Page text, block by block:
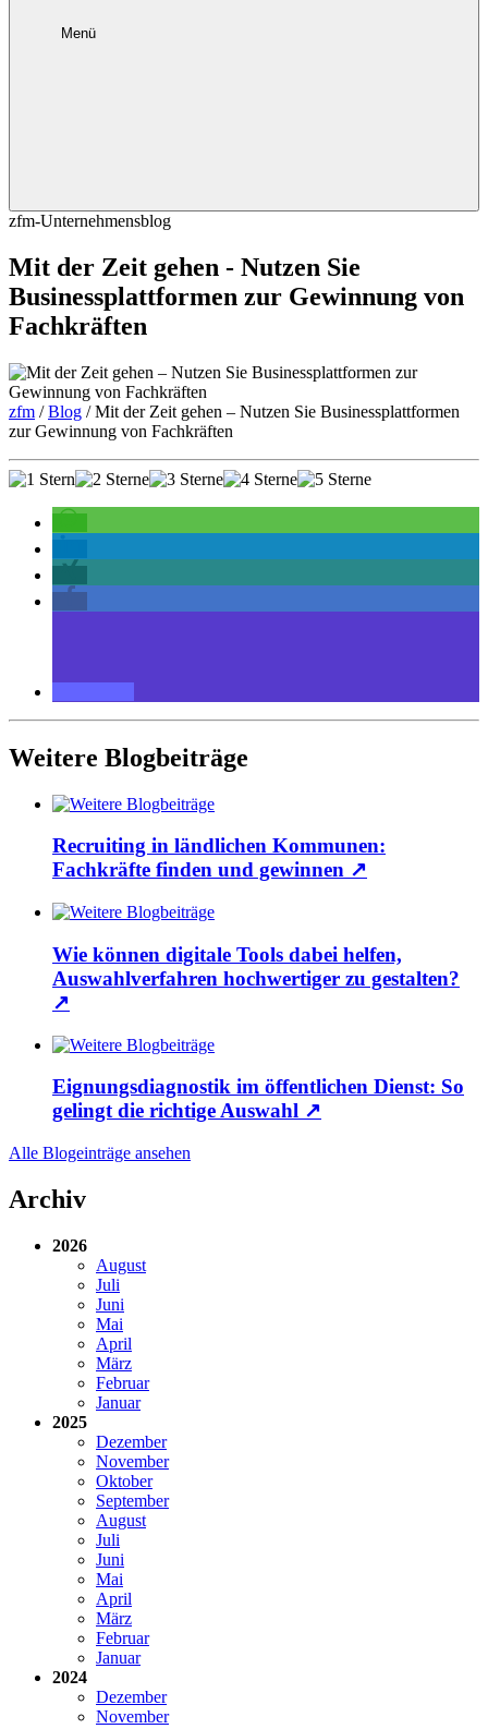
Menü
zfm-Unternehmensblog
Mit der Zeit gehen - Nutzen Sie
Businessplattformen zur Gewinnung von
Fachkräften
zfm /Blog /Mit der Zeit gehen – Nutzen Sie Businessplattformen
zur Gewinnung von Fachkräften
Weitere Blogbeiträge
Recruiting in ländlichen Kommunen:
Fachkräfte finden und gewinnen ↗
Wie können digitale Tools dabei helfen,
Auswahlverfahren hochwertiger zu gestalten?
↗
Eignungsdiagnostik im öffentlichen Dienst: So
gelingt die richtige Auswahl ↗
Alle Blogeinträge ansehen
Archiv
2026
August
Juli
Juni
Mai
April
März
Februar
Januar
2025
Dezember
November
Oktober
September
August
Juli
Juni
Mai
April
März
Februar
Januar
2024
Dezember
November